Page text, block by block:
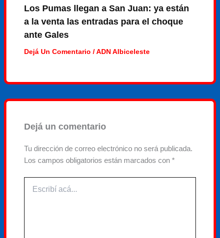
Los Pumas llegan a San Juan: ya están
a la venta las entradas para el choque
ante Gales
Dejá Un Comentario /ADN Albiceleste
Dejá un comentario
Tu dirección de correo electrónico no será publicada.
Los campos obligatorios están marcados con*
acá...